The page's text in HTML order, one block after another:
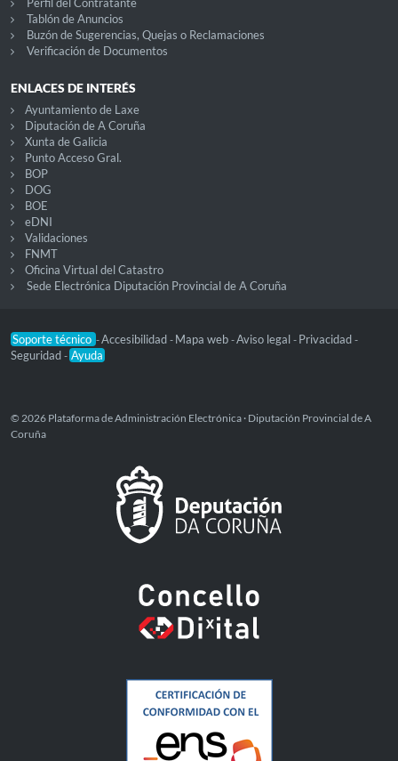
Tablón de Anuncios
Buzón de Sugerencias, Quejas o Reclamaciones
Verificación de Documentos
ENLACES DE INTERÉS
Ayuntamiento de Laxe
Diputación de A Coruña
Xunta de Galicia
Punto Acceso Gral.
BOP
DOG
BOE
eDNI
Validaciones
FNMT
Oficina Virtual del Catastro
Sede Electrónica Diputación Provincial de A Coruña
Soporte técnico -Accesibilidad - Mapa web -Aviso legal - Privacidad -
Seguridad - Ayuda
© 2026 Plataforma de Administración Electrónica · Diputación Provincial de A
Coruña